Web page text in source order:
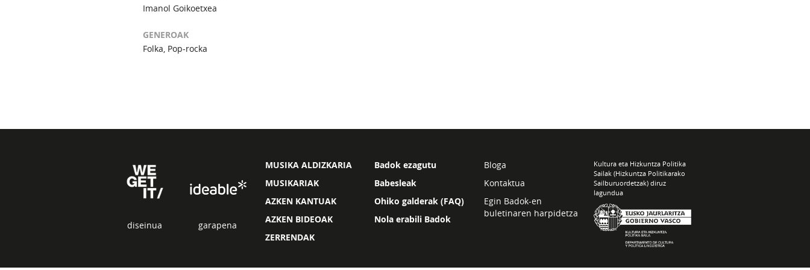
Imanol Goikoetxea
GENEROAK
Folka, Pop-rocka
diseinua garapena
MUSIKA ALDIZKARIA
MUSIKARIAK
AZKEN KANTUAK
AZKEN BIDEOAK
ZERRENDAK
Badok ezagutu
Babesleak
Ohiko galderak (FAQ)
Nola erabili Badok
Bloga
Kontaktua
Egin Badok-en
buletinaren harpidetza
Kultura eta Hizkuntza Politika
Sailak (Hizkuntza Politikarako
Sailburuordetzak) diruz
lagundua